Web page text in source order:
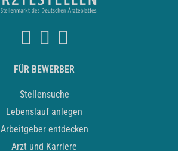
FÜR BEWERBER
Stellensuche
Lebenslauf anlegen
Arbeitgeber entdecken
Arzt und Karriere